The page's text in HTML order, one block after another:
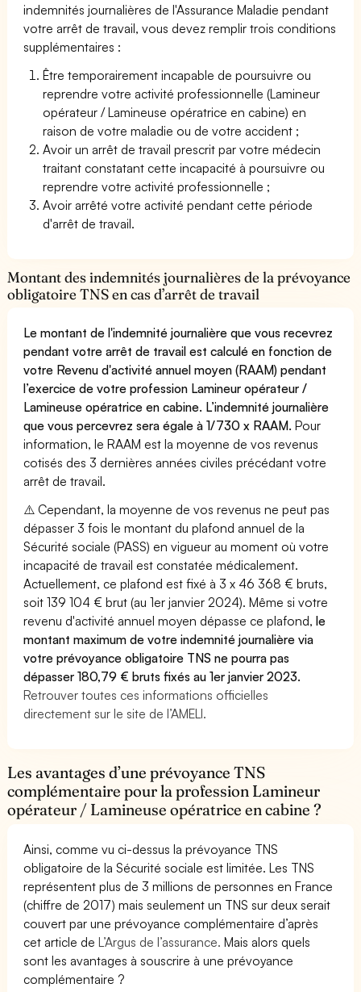
indemnités journalières de l'Assurance Maladie pendant
votre arrêt de travail, vous devez remplir trois conditions
supplémentaires :
Être temporairement incapable de poursuivre ou
reprendre votre activité professionnelle (Lamineur
opérateur / Lamineuse opératrice en cabine) en
raison de votre maladie ou de votre accident ;
Avoir un arrêt de travail prescrit par votre médecin
traitant constatant cette incapacité à poursuivre ou
reprendre votre activité professionnelle ;
Avoir arrêté votre activité pendant cette période
d'arrêt de travail.
Montant des indemnités journalières de la prévoyance
obligatoire TNS en cas d’arrêt de travail
Le montant de l'indemnité journalière que vous recevrez
pendant votre arrêt de travail est calculé en fonction de
votre Revenu d'activité annuel moyen (RAAM) pendant
l’exercice de votre profession Lamineur opérateur /
Lamineuse opératrice en cabine. L’indemnité journalière
que vous percevrez sera égale à 1/730 x RAAM. Pour
information, le RAAM est la moyenne de vos revenus
cotisés des 3 dernières années civiles précédant votre
arrêt de travail.
⚠️ Cependant, la moyenne de vos revenus ne peut pas
dépasser 3 fois le montant du plafond annuel de la
Sécurité sociale (PASS) en vigueur au moment où votre
incapacité de travail est constatée médicalement.
Actuellement, ce plafond est fixé à 3 x 46 368 € bruts,
soit 139 104 € brut (au 1er janvier 2024). Même si votre
revenu d'activité annuel moyen dépasse ce plafond,le
montant maximum de votre indemnité journalière via
votre prévoyance obligatoire TNS ne pourra pas
dépasser 180,79 € bruts fixés au 1er janvier 2023.
Retrouver toutes ces informations officielles
directement sur le site de l’AMELI.
Les avantages d’une prévoyance TNS
complémentaire pour la profession Lamineur
opérateur / Lamineuse opératrice en cabine ?
Ainsi, comme vu ci-dessus la prévoyance TNS
obligatoire de la Sécurité sociale est limitée. Les TNS
représentent plus de 3 millions de personnes en France
(chiffre de 2017) mais seulement un TNS sur deux serait
couvert par une prévoyance complémentaire d’après
cet article deL’Argus de l’assurance. Mais alors quels
sont les avantages à souscrire à une prévoyance
complémentaire ?